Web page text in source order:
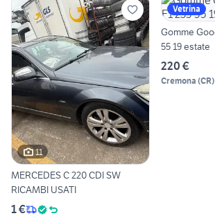
11
MERCEDES C 220 CDI SW
RICAMBI USATI
1 €
Vetrina
Gomme
55 19 estate
220 €
Cremona (CR)